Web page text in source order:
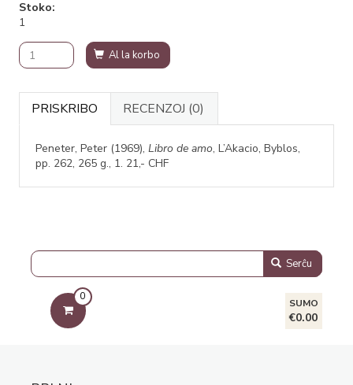
Stoko
1
Al la korbo
PRISKRIBO RECENZOJ (0)
Peneter, Peter (1969), Libro de amo, L’Akacio, Byblos,
pp. 262, 265 g., 1. 21,- CHF
Serĉu
0
SUMO
€0.00